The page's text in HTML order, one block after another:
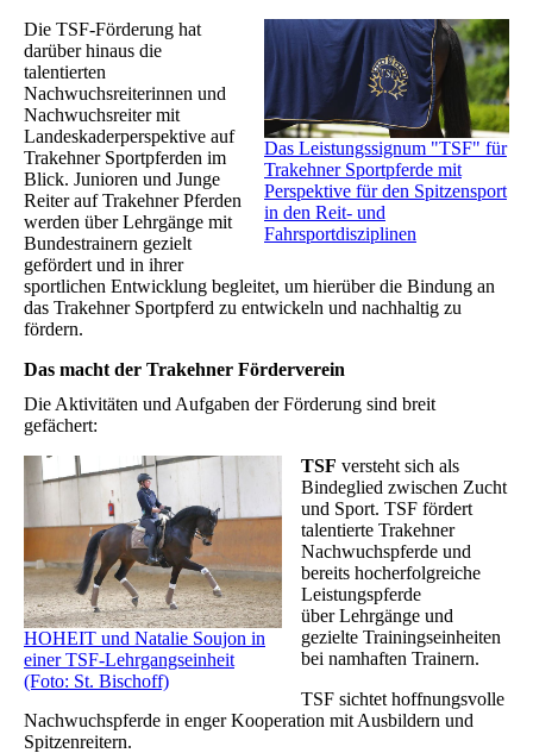
Das Leistungssignum "TSF" für
Trakehner Sportpferde mit
Perspektive für den Spitzensport
in den Reit- und
Fahrsportdisziplinen
Die TSF-Förderung hat
darüber hinaus die
talentierten
Nachwuchsreiterinnen und
Nachwuchsreiter mit
Landeskaderperspektive auf
Trakehner Sportpferden im
Blick. Junioren und Junge
Reiter auf Trakehner Pferden
werden über Lehrgänge mit
Bundestrainern gezielt
gefördert und in ihrer
sportlichen Entwicklung begleitet, um hierüber die Bindung an
das Trakehner Sportpferd zu entwickeln und nachhaltig zu
fördern.
Das macht der Trakehner Förderverein
Die Aktivitäten und Aufgaben der Förderung sind breit
gefächert:
HOHEIT und Natalie Soujon in
einer TSF-Lehrgangseinheit
(Foto: St. Bischoff)
TSF versteht sich als
Bindeglied zwischen Zucht
und Sport. TSF fördert
talentierte Trakehner
Nachwuchspferde und
bereits hocherfolgreiche
Leistungspferde
über Lehrgänge und
gezielte Trainingseinheiten
bei namhaften Trainern.
TSF sichtet hoffnungsvolle
Nachwuchspferde in enger Kooperation mit Ausbildern und
Spitzenreitern.